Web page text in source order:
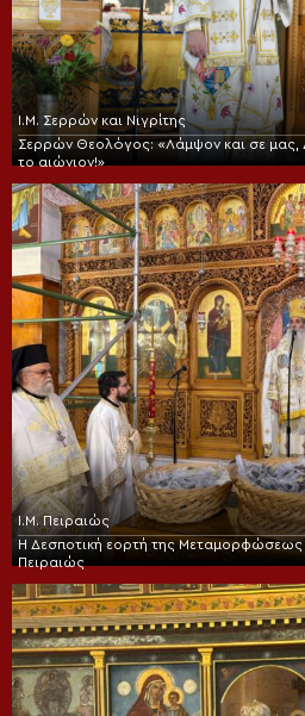
Ι.Μ. Σερρών και Νιγρίτης
Σερρών Θεολόγος: «Λάμψον και σε μας,
το αιώνιον!»
Ι.Μ. Πειραιώς
Η Δεσποτική εορτή της
Πειραιώς